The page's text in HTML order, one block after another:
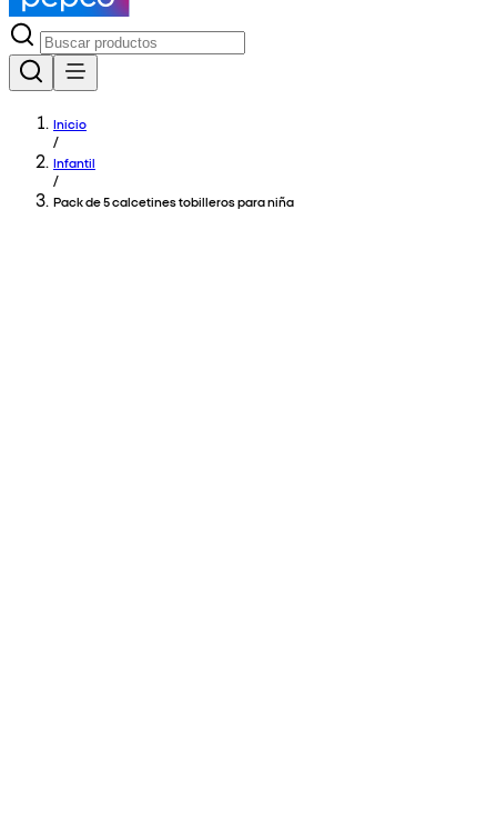
Inicio
/
Infantil
/
Pack de 5 calcetines tobilleros para niña